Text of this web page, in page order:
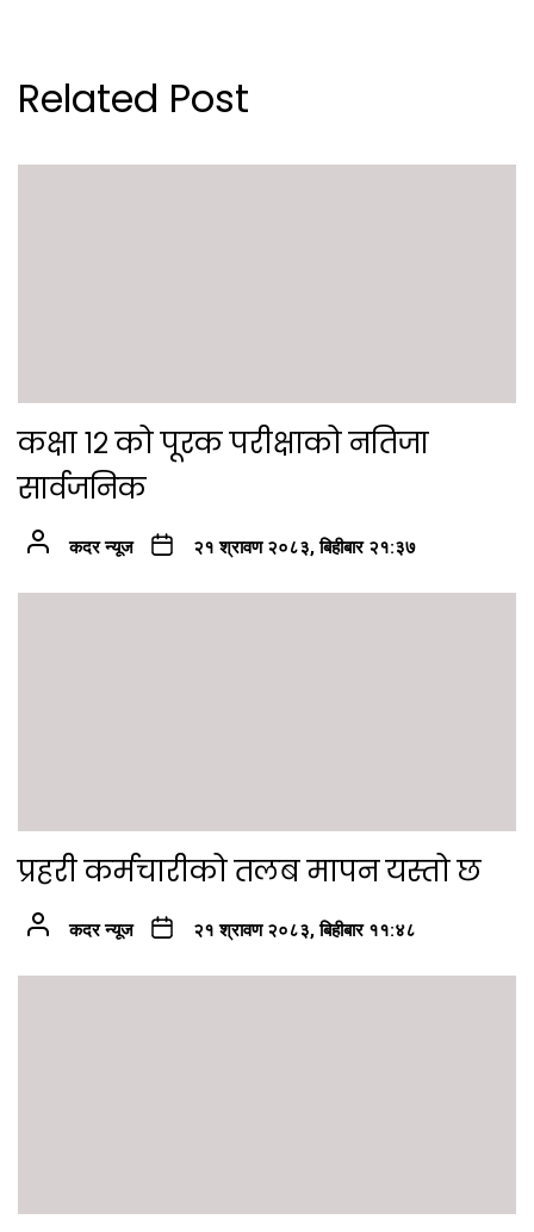
Related Post
कक्षा १२ को पूरक परीक्षाको नतिजा
सार्वजनिक
कदर न्यूज २१ श्रावण २०८३, बिहीबार २१:३७
प्रहरी कर्मचारीको तलब मापन यस्तो छ
कदर न्यूज २१ श्रावण २०८३, बिहीबार ११:४८